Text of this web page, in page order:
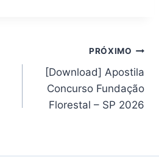
PRÓXIMO
[Download] Apostila
Concurso Fundação
Florestal – SP 2026